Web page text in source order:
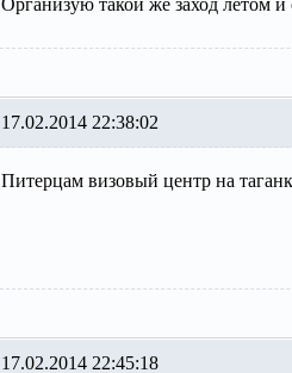
Организую такой же заход летом и
17.02.2014 22:38:02
Питерцам визовый центр на
17.02.2014 22:45:18